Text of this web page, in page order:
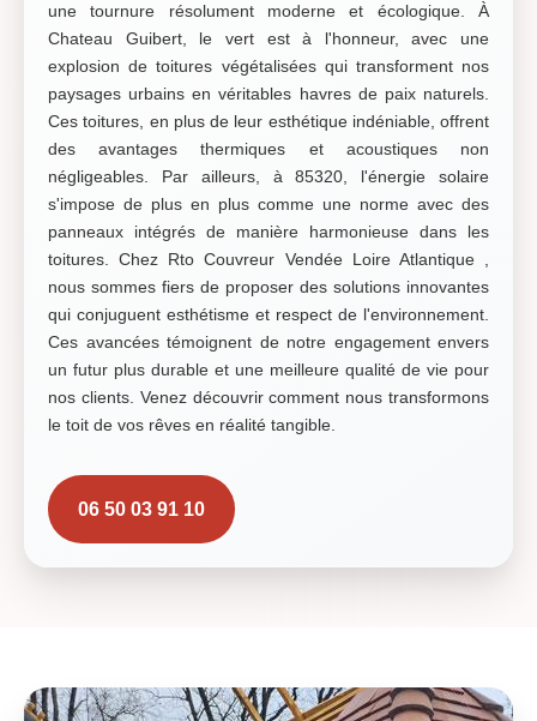
une tournure résolument moderne et écologique. À
Chateau Guibert, le vert est à l'honneur, avec une
explosion de toitures végétalisées qui transforment nos
paysages urbains en véritables havres de paix naturels.
Ces toitures, en plus de leur esthétique indéniable, offrent
des avantages thermiques et acoustiques non
négligeables. Par ailleurs, à 85320, l'énergie solaire
s'impose de plus en plus comme une norme avec des
panneaux intégrés de manière harmonieuse dans les
toitures. Chez Rto Couvreur Vendée Loire Atlantique ,
nous sommes fiers de proposer des solutions innovantes
qui conjuguent esthétisme et respect de l'environnement.
Ces avancées témoignent de notre engagement envers
un futur plus durable et une meilleure qualité de vie pour
nos clients. Venez découvrir comment nous transformons
le toit de vos rêves en réalité tangible.
06 50 03 91 10